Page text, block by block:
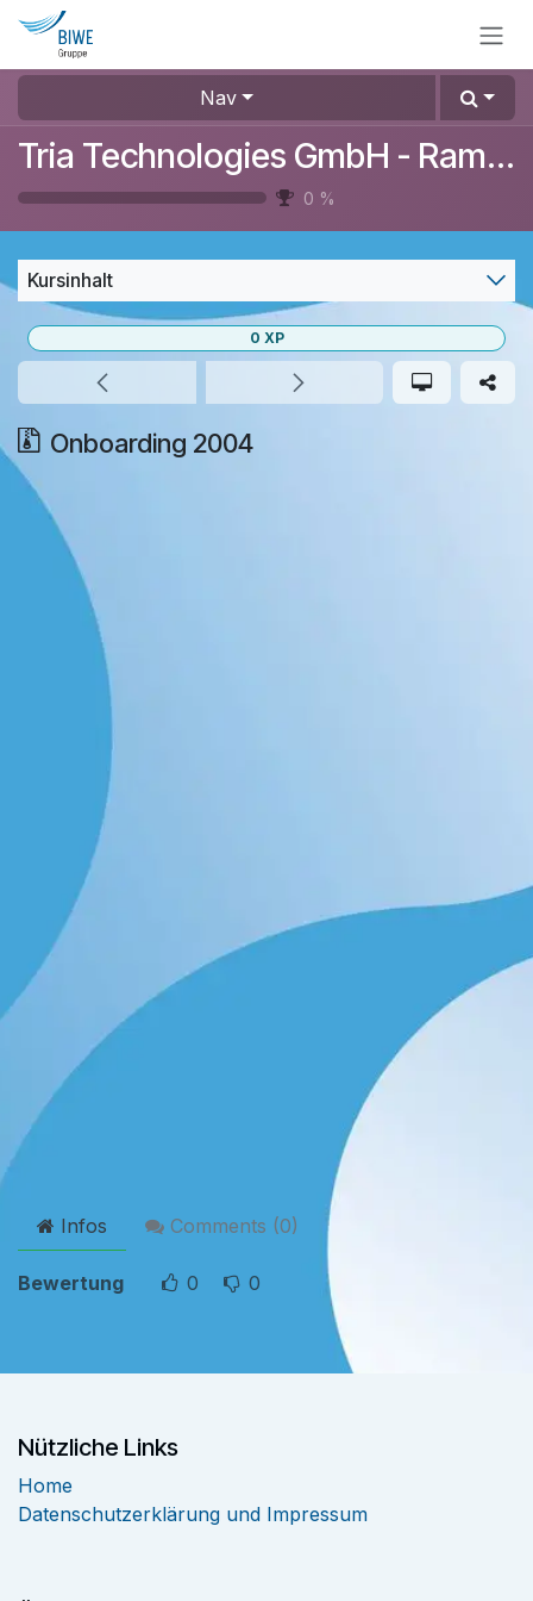
Zum Inhalt springen
Nav
Tria Technologies GmbH - RamonaTest
0 %
Kursinhalt
Onboarding 2004
0 XP
Infos Comments (0)
Bewertung 0 0
Nützliche Links
Home
Datenschutzerklärung und Impressum